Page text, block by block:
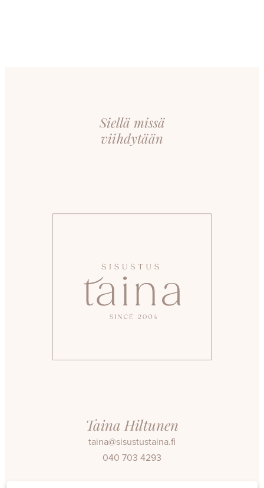
Siellä missä
viihdytään
Taina Hiltunen
taina@sisustustaina.fi
040 703 4293